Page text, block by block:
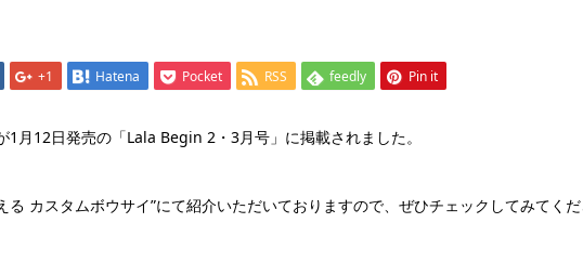
+1 Hatena Pocket RSS feedly Pin it
1月12日発売の「Lala Begin 2・3月号」に掲載されました。
る カスタムボウサイ”にて紹介いただいておりますので、ぜひチェックしてみてく